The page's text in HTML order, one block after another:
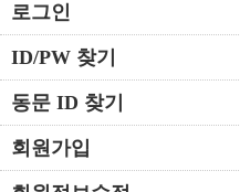
로그인
ID/PW 찾기
동문 ID 찾기
회원가입